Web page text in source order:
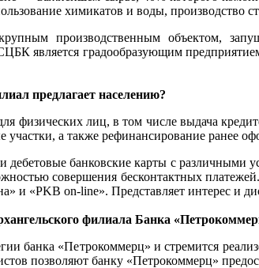
химикатов и воды, производство
крупным производственным объектом,
является градообразующим
предлагает населению?
физических лиц, в том числе выдача
а также рефинансирование ранее
банковские карты с
совершения бесконтактных
и «PKB on-line». Представляет интерес и
филиала Банка
банка «Петрокоммерц» и стремится
позволяют банку «Петрокоммерц»